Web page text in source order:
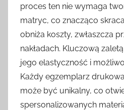
proces ten nie wymaga
matryc, co znacząco
obniża koszty, zwłaszcza
nakładach. Kluczową
jego elastyczność i
Każdy egzemplarz
może być unikalny, co
spersonalizowanych